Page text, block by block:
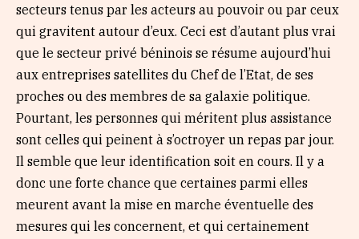
secteurs tenus par les acteurs au pouvoir ou par ceux
qui gravitent autour d’eux. Ceci est d’autant plus vrai
que le secteur privé béninois se résume aujourd’hui
aux entreprises satellites du Chef de l’Etat, de ses
proches ou des membres de sa galaxie politique.
Pourtant, les personnes qui méritent plus assistance
sont celles qui peinent à s’octroyer un repas par jour.
Il semble que leur identification soit en cours. Il y a
donc une forte chance que certaines parmi elles
meurent avant la mise en marche éventuelle des
mesures qui les concernent, et qui certainement